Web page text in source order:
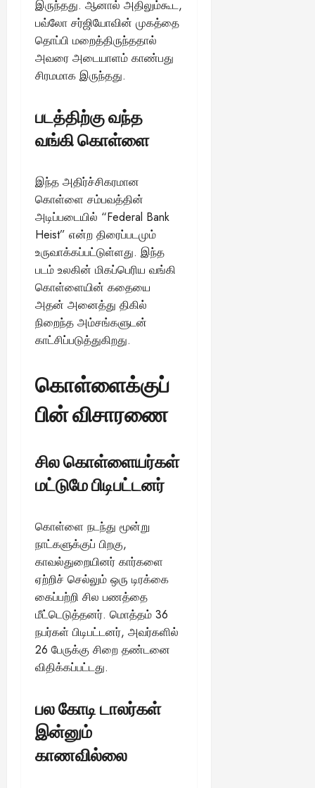
இருந்தது. ஆனால் அதிலும்கூட,
பவ்லோ சர்ஜியோவின் முகத்தை
தொப்பி மறைத்திருந்ததால்
அவரை அடையாளம் காண்பது
சிரமமாக இருந்தது.
படத்திற்கு வந்த
வங்கி கொள்ளை
இந்த அதிர்ச்சிகரமான
கொள்ளை சம்பவத்தின்
அடிப்படையில் “Federal Bank
Heist” என்ற திரைப்படமும்
உருவாக்கப்பட்டுள்ளது. இந்த
படம் உலகின் மிகப்பெரிய வங்கி
கொள்ளையின் கதையை
அதன் அனைத்து திகில்
நிறைந்த அம்சங்களுடன்
காட்சிப்படுத்துகிறது.
கொள்ளைக்குப்
பின் விசாரணை
சில கொள்ளையர்கள்
மட்டுமே பிடிபட்டனர்
கொள்ளை நடந்து மூன்று
நாட்களுக்குப் பிறகு,
காவல்துறையினர் கார்களை
ஏற்றிச் செல்லும் ஒரு டிரக்கை
கைப்பற்றி சில பணத்தை
மீட்டெடுத்தனர். மொத்தம் 36
நபர்கள் பிடிபட்டனர், அவர்களில்
26 பேருக்கு சிறை தண்டனை
விதிக்கப்பட்டது.
பல கோடி டாலர்கள்
இன்னும்
காணவில்லை